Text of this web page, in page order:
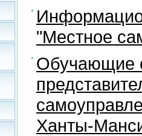
"Местное
Обучающие
Ханты-